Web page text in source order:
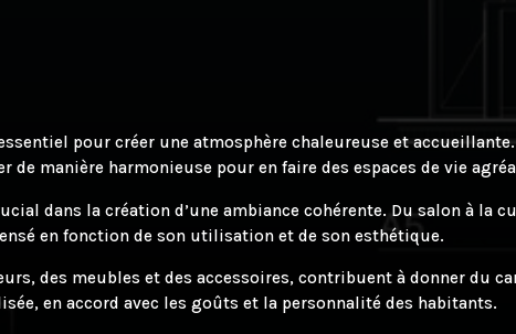
pour créer une atmosphère chaleureuse et
manière harmonieuse pour en faire des espaces de vie
dans la création d’une ambiance cohérente. Du salon à la
en fonction de son utilisation et de son esthétique.
des meubles et des accessoires, contribuent à donner du
en accord avec les goûts et la personnalité des habitants.